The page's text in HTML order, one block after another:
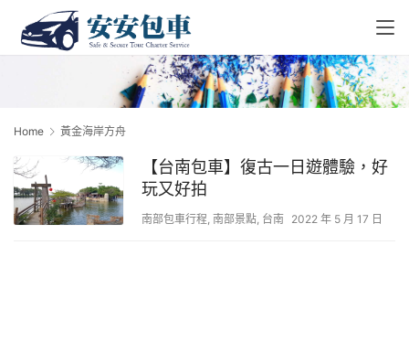
Home 黃金海岸方舟
【台南包車】復古一日遊體驗，好
玩又好拍
南部包車行程 南部景點 台南 2022 年 5 月 17 日